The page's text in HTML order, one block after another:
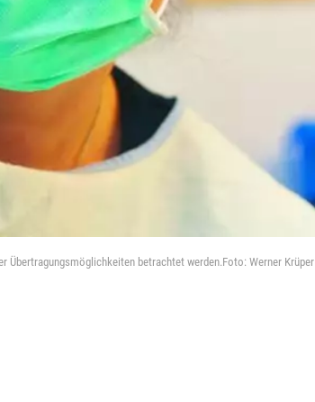
Übertragungsmöglichkeiten betrachtet werden.Foto: Werner Krüper